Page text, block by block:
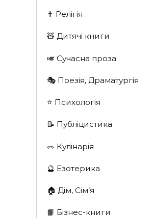
✝️ Релігія
🧸 Дитячі книги
🎺 Сучасна проза
🎭 Поезія, Драматургія
⭐️ Психологія
📝 Публіцистика
🥗 Кулінарія
🔮 Езотерика
🏠 Дім, Сім’я
📙 Бізнес-книги